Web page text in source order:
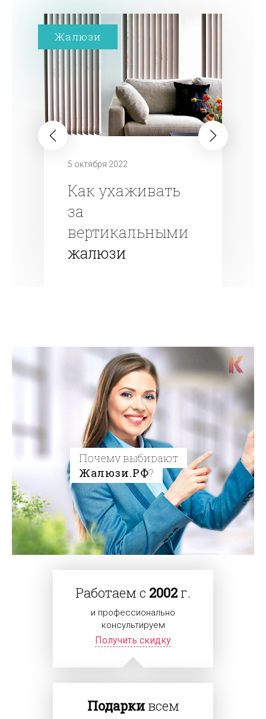
5 октября 2022
Как ухаживать
за
вертикальными
жалюзи
Жалюзи
Почему выбирают
Жалюзи.РФ?
Работаем с 2002 г.
и профессионально
консультируем
Получить скидку
Подаркивсем